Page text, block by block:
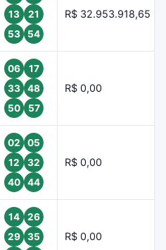
13
21
53
54
R$ 32.953.918,65
06
17
33
48
50
57
R$ 0,00
02
05
12
32
40
44
R$ 0,00
14
26
29
35
R$ 0,00